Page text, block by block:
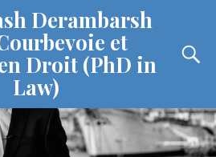
Derambarsh
et
Droit (PhD in
Law)